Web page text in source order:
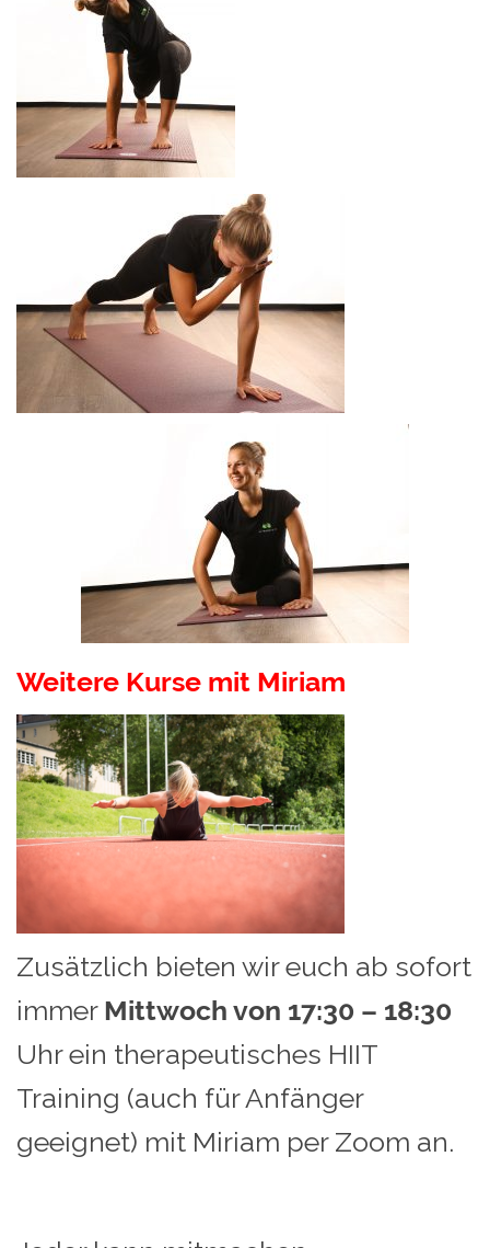
Weitere Kurse mit Miriam
Zusätzlich bieten wir euch ab sofort
immer Mittwoch von 17:30 – 18:30
Uhr ein therapeutisches HIIT
Training (auch für Anfänger
geeignet) mit Miriam per Zoom an.